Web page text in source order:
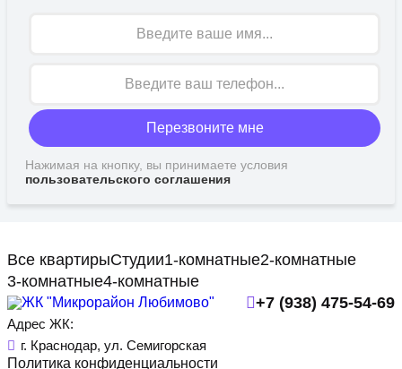
Перезвоните мне
Нажимая на кнопку, вы принимаете условия
пользовательского соглашения
Все квартирыСтудии1-комнатные2-комнатные
3-комнатные4-комнатные
Адрес ЖК:
г. Краснодар, ул. Семигорская
+7 (938) 475-54-69
Политика конфиденциальности